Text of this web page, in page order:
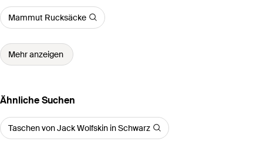
Mammut Rucksäcke
Mehr anzeigen
Ähnliche Suchen
Taschen von Jack Wolfskin in Schwarz